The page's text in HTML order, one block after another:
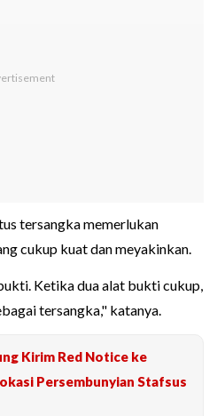
tersangka memerlukan
cukup kuat dan meyakinkan.
Ketika dua alat bukti cukup,
tersangka," katanya.
Kirim Red Notice ke
Persembunyian Stafsus